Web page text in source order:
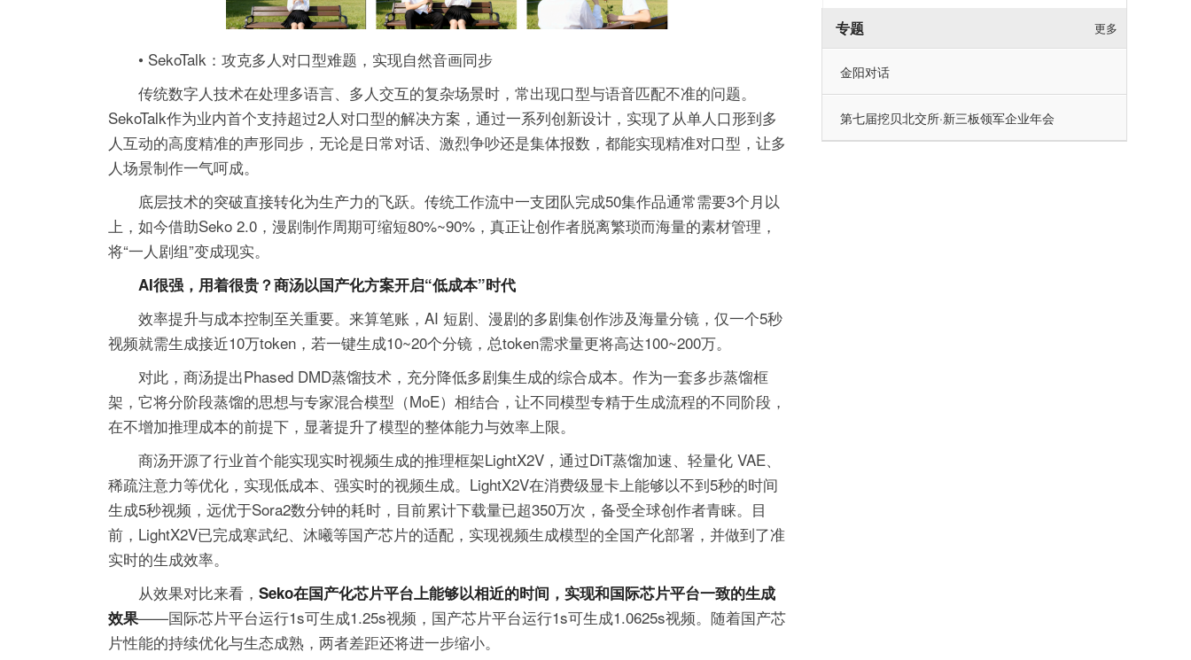
• SekoTalk：攻克多人对口型难题，实现自然音画同步
传统数字人技术在处理多语言、多人交互的复杂场景时，常出现口型与语音匹配不准的问题。
SekoTalk作为业内首个支持超过2人对口型的解决方案，通过一系列创新设计，实现了从单人口形到多
人互动的高度精准的声形同步，无论是日常对话、激烈争吵还是集体报数，都能实现精准对口型，让多
人场景制作一气呵成。
底层技术的突破直接转化为生产力的飞跃。传统工作流中一支团队完成50集作品通常需要3个月以
上，如今借助Seko 2.0，漫剧制作周期可缩短80%~90%，真正让创作者脱离繁琐而海量的素材管理，
将“一人剧组”变成现实。
AI很强，用着很贵？商汤以国产化方案开启“低成本”时代
效率提升与成本控制至关重要。来算笔账，AI 短剧、漫剧的多剧集创作涉及海量分镜，仅一个5秒
视频就需生成接近10万token，若一键生成10~20个分镜，总token需求量更将高达100~200万。
对此，商汤提出Phased DMD蒸馏技术，充分降低多剧集生成的综合成本。作为一套多步蒸馏框
架，它将分阶段蒸馏的思想与专家混合模型（MoE）相结合，让不同模型专精于生成流程的不同阶段，
在不增加推理成本的前提下，显著提升了模型的整体能力与效率上限。
商汤开源了行业首个能实现实时视频生成的推理框架LightX2V，通过DiT蒸馏加速、轻量化 VAE、
稀疏注意力等优化，实现低成本、强实时的视频生成。LightX2V在消费级显卡上能够以不到5秒的时间
生成5秒视频，远优于Sora2数分钟的耗时，目前累计下载量已超350万次，备受全球创作者青睐。目
前，LightX2V已完成寒武纪、沐曦等国产芯片的适配，实现视频生成模型的全国产化部署，并做到了准
实时的生成效率。
从效果对比来看， Seko在国产化芯片平台上能够以相近的时间，实现和国际芯片平台一致的生成
效果——国际芯片平台运行1s可生成1.25s视频，国产芯片平台运行1s可生成1.0625s视频。随着国产芯
片性能的持续优化与生态成熟，两者差距还将进一步缩小。
专题 更多
金阳对话
第七届挖贝北交所·新三板领军企业年会